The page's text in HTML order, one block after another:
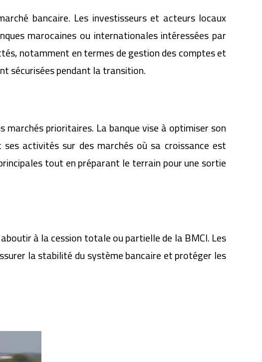
bancaire. Les investisseurs et acteurs locaux
marocaines ou internationales intéressées par
notamment en termes de gestion des comptes et
sécurisées pendant la transition.
prioritaires. La banque vise à optimiser son
activités sur des marchés où sa croissance est
tout en préparant le terrain pour une sortie
à la cession totale ou partielle de la BMCI. Les
la stabilité du système bancaire et protéger les